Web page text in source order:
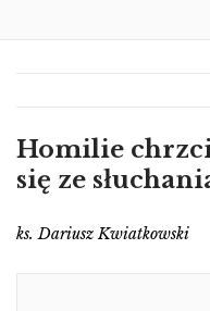
Homilie
się ze
ks. Dariusz Kwiatkowski